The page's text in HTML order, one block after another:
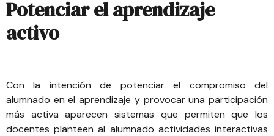
Potenciar el aprendizaje
activo
Con la intención de potenciar el compromiso del
alumnado en el aprendizaje y provocar una participación
más activa aparecensistemas que permiten que los
docentes planteen al alumnado actividades interactivas